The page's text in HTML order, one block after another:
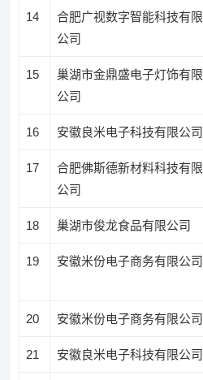
14
合肥广视数字智能科技有限
公司
15
巢湖市金鼎盛电子灯饰有限
公司
16 安徽良米电子科技有限公司
17
合肥佛斯德新材料科技有限
公司
18 巢湖市俊龙食品有限公司
19 安徽米份电子商务有限公司
20 安徽米份电子商务有限公司
21 安徽良米电子科技有限公司